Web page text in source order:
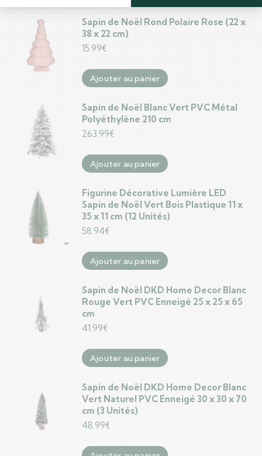
Sapin de Noël Rond Polaire Rose (22 x
38 x 22 cm)
15.99€
Ajouter au panier
Sapin de Noël Blanc Vert PVC Métal
Polyéthylène 210 cm
263.99€
Ajouter au panier
Figurine Décorative Lumière LED
Sapin de Noël Vert Bois Plastique 11 x
35 x 11 cm (12 Unités)
58.94€
Ajouter au panier
Sapin de Noël DKD Home Decor Blanc
Rouge Vert PVC Enneigé 25 x 25 x 65
cm
41.99€
Ajouter au panier
Sapin de Noël DKD Home Decor Blanc
Vert Naturel PVC Enneigé 30 x 30 x 70
cm (3 Unités)
48.99€